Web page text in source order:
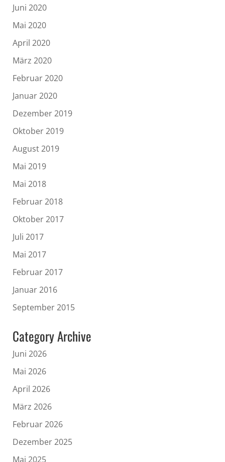
Juni 2020
Mai 2020
April 2020
März 2020
Februar 2020
Januar 2020
Dezember 2019
Oktober 2019
August 2019
Mai 2019
Mai 2018
Februar 2018
Oktober 2017
Juli 2017
Mai 2017
Februar 2017
Januar 2016
September 2015
Category Archive
Juni 2026
Mai 2026
April 2026
März 2026
Februar 2026
Dezember 2025
Mai 2025